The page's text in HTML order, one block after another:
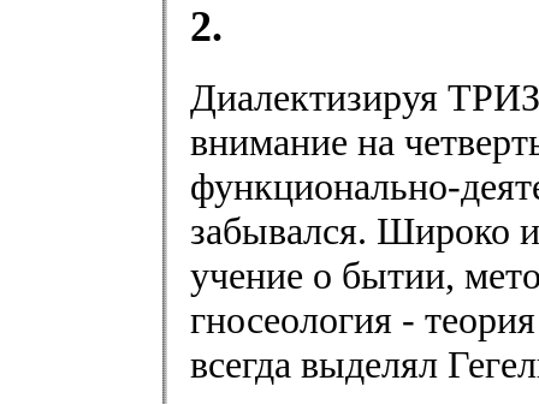
2.
Диалектизируя
внимание на
функционально-
забывался. Широко
учение о бытии,
гносеология -
всегда выделял